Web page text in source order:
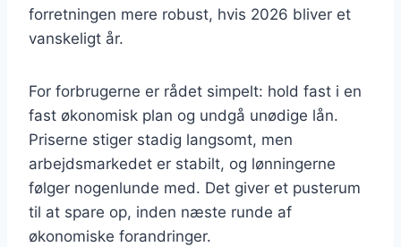
forretningen mere robust, hvis 2026 bliver et
vanskeligt år.
For forbrugerne er rådet simpelt: hold fast i en
fast økonomisk plan og undgå unødige lån.
Priserne stiger stadig langsomt, men
arbejdsmarkedet er stabilt, og lønningerne
følger nogenlunde med. Det giver et pusterum
til at spare op, inden næste runde af
økonomiske forandringer.